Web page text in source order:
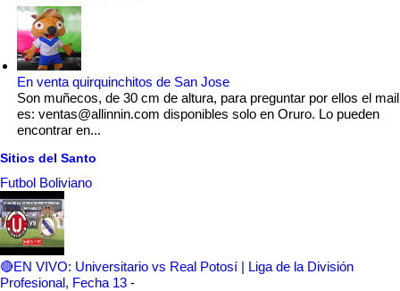
En venta quirquinchitos de San Jose
Son muñecos, de 30 cm de altura, para preguntar por ellos el mail
es: ventas@allinnin.com disponibles solo en Oruro. Lo pueden
encontrar en...
Sitios del Santo
Futbol Boliviano
🔴EN VIVO: Universitario vs Real Potosí | Liga de la División
Profesional, Fecha 13 -